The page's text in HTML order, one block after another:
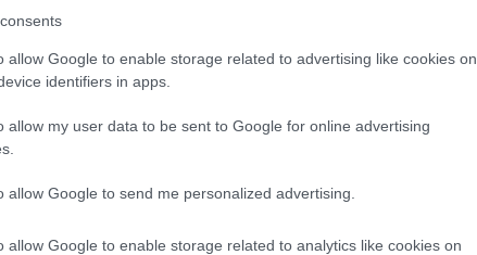
allow Google to enable storage related to advertising like cookies on
identifiers in apps.
allow my user data to be sent to Google for online advertising
allow Google to send me personalized advertising.
allow Google to enable storage related to analytics like cookies on
a német versenyző Maranellóban érte el karrierje
akár kisebb településnek van szurkolói klubja, így a
mindössze körülbelül 3 ezer lelket számláló
egy amolyan tisztelgést Schumacher előtt, a
hazai pályája, Monza. A hétszeres világbajnok
elnevezésű jótékonysági szervezet a napokban